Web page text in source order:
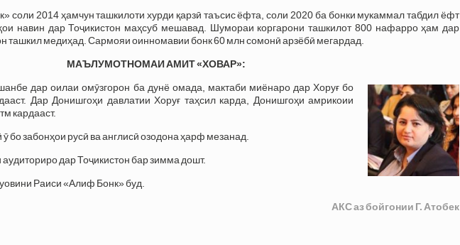
соли 2014 ҳамчун ташкилоти хурди қарзӣ таъсис ёфта, соли 2020 ба бонки мукаммал табдил ёфт
навин дар Тоҷикистон маҳсуб мешавад. Шумораи коргарони ташкилот 800 нафарро ҳам дар
ташкил медиҳад. Сармояи оинномавии бонк 60 млн сомонӣ арзёбӣ мегардад.
МАЪЛУМОТНОМАИ АМИТ «ХОВАР»:
дар оилаи омӯзгорон ба дунё омада, мактаби миёнаро дар Хоруғ бо
Дар Донишгоҳи давлатии Хоруғ таҳсил карда, Донишгоҳи амрикоии
кардааст.
бо забонҳои русӣ ва англисӣ озодона ҳарф мезанад.
дар Тоҷикистон бар зимма дошт.
Раиси «Алиф Бонк» буд.
АКС аз бойгонии Г. Атобек